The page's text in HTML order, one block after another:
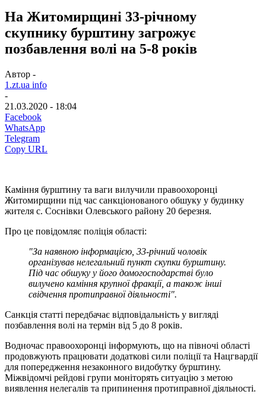
На Житомирщині 33-річному
скупнику бурштину загрожує
позбавлення волі на 5-8 років
Автор -
1.zt.ua info
-
21.03.2020 - 18:04
Facebook
WhatsApp
Telegram
Copy URL
Каміння бурштину та ваги вилучили правоохоронці
Житомирщини під час санкціонованого обшуку у будинку
жителя с. Соснівки Олевського району 20 березня.
Про це повідомляє поліція області:
"За наявною інформацією, 33-річний чоловік
організував нелегальний пункт скупки бурштину.
Під час обшуку у його домогосподарстві було
вилучено каміння крупної фракції, а також інші
свідчення протиправної діяльності".
Санкція статті передбачає відповідальність у вигляді
позбавлення волі на термін від 5 до 8 років.
Водночас правоохоронці інформують, що на півночі області
продовжують працювати додаткові сили поліції та Нацгвардії
для попередження незаконного видобутку бурштину.
Міжвідомчі рейдові групи моніторять ситуацію з метою
виявлення нелегалів та припинення протиправної діяльності.